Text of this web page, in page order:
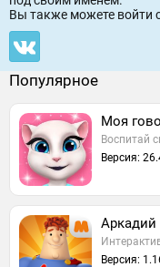
Вы также можете войти
Популярное
Моя
Воспитай
Версия:
Версия: